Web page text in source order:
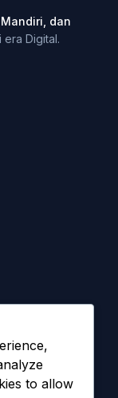
dan
era Digital.
to allow